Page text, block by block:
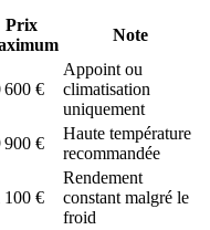
Prix
Note
600 €
Appoint ou
climatisation
uniquement
900 €
Haute température
recommandée
100 €
Rendement
constant malgré le
froid